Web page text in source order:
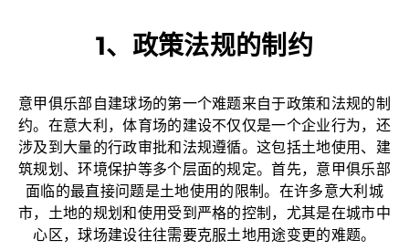
1、政策法规的制约
意甲俱乐部自建球场的第一个难题来自于政策和法规的制
约。在意大利，体育场的建设不仅仅是一个企业行为，还
涉及到大量的行政审批和法规遵循。这包括土地使用、建
筑规划、环境保护等多个层面的规定。首先，意甲俱乐部
面临的最直接问题是土地使用的限制。在许多意大利城
市，土地的规划和使用受到严格的控制，尤其是在城市中
心区，球场建设往往需要克服土地用途变更的难题。